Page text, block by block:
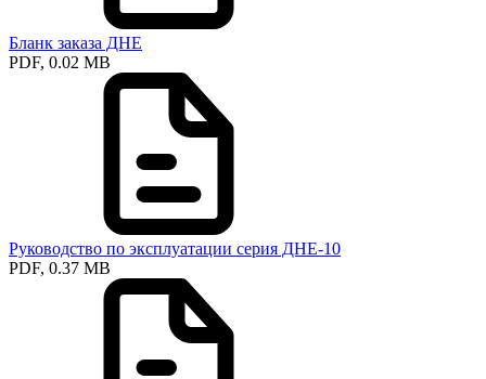
Бланк заказа ДНЕ
PDF, 0.02 MB
Руководство по эксплуатации серия ДНЕ-10
PDF, 0.37 MB